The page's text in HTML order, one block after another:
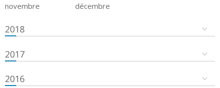
novembre
décembre
2018
2017
2016